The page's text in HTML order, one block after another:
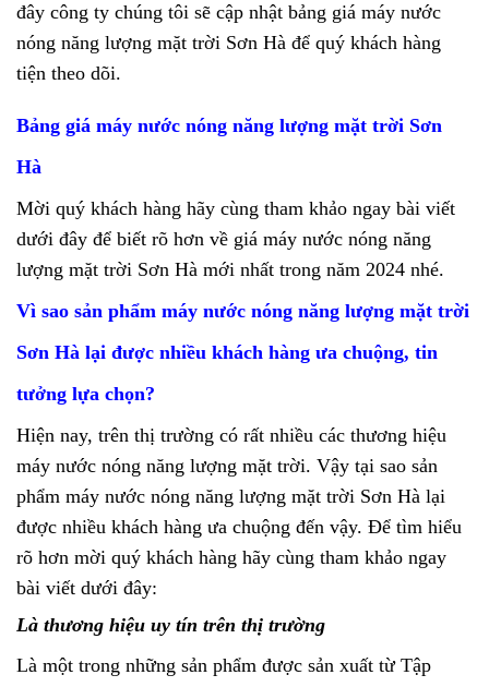
đây công ty chúng tôi sẽ cập nhật bảng giá máy nước
nóng năng lượng mặt trời Sơn Hà để quý khách hàng
tiện theo dõi.
Bảng giá máy nước nóng năng lượng mặt trời Sơn
Hà
Mời quý khách hàng hãy cùng tham khảo ngay bài viết
dưới đây để biết rõ hơn về giá máy nước nóng năng
lượng mặt trời Sơn Hà mới nhất trong năm 2024 nhé.
Vì sao sản phẩm máy nước nóng năng lượng mặt trời
Sơn Hà lại được nhiều khách hàng ưa chuộng, tin
tưởng lựa chọn?
Hiện nay, trên thị trường có rất nhiều các thương hiệu
máy nước nóng năng lượng mặt trời. Vậy tại sao sản
phẩm máy nước nóng năng lượng mặt trời Sơn Hà lại
được nhiều khách hàng ưa chuộng đến vậy. Để tìm hiểu
rõ hơn mời quý khách hàng hãy cùng tham khảo ngay
bài viết dưới đây:
Là thương hiệu uy tín trên thị trường
Là một trong những sản phẩm được sản xuất từ Tập